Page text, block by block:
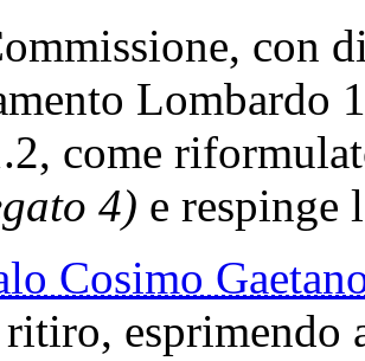
con
Lombardo
come
4) e respinge
Cosimo
esprimendo